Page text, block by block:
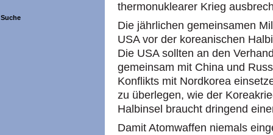
Suche
thermonuklearer Krieg
Die jährlichen gemeinsamen
USA vor der koreanischen
Die USA sollten an den
gemeinsam mit China und
Konflikts mit Nordkorea
zu überlegen, wie der
Halbinsel braucht dringend
Damit Atomwaffen niemals